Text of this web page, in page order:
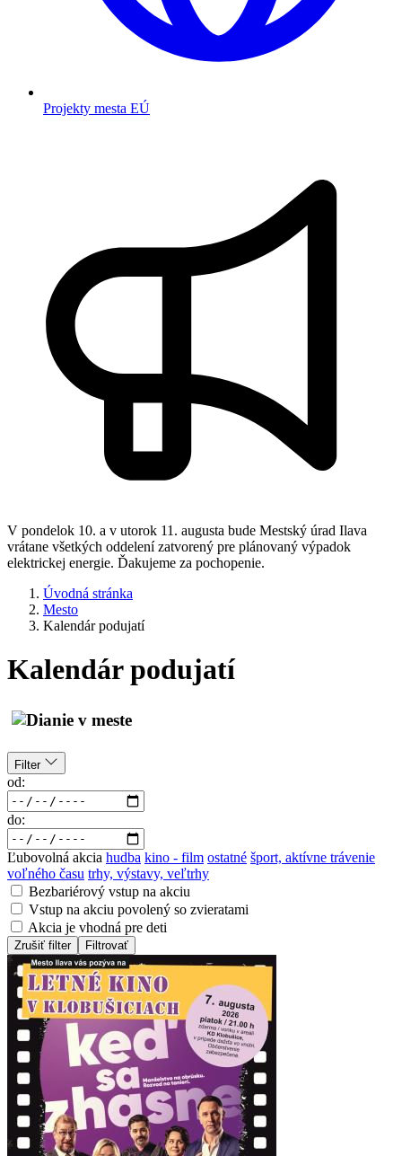
Projekty mesta EÚ
V pondelok 10. a v utorok 11. augusta bude Mestský úrad Ilava
vrátane všetkých oddelení zatvorený pre plánovaný výpadok
elektrickej energie. Ďakujeme za pochopenie.
Úvodná stránka
Mesto
Kalendár podujatí
Kalendár podujatí
Filter
od:
do:
Ľubovolná akcia hudba kino - film ostatné šport, aktívne trávenie
voľného času trhy, výstavy, veľtrhy
Bezbariérový vstup na akciu
Vstup na akciu povolený so zvieratami
Akcia je vhodná pre deti
Zrušiť filter Filtrovať